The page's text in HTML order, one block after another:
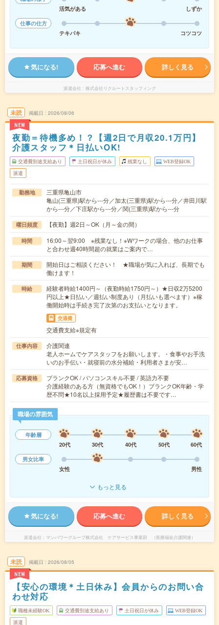
活気がある
しずか
仕事の仕方
テキパキ
コツコツ
気になる! 応募へ進む 詳しく見る
派遣会社 株式会社リクルートスタッフィング
未読
NEW
掲載日 2026/08/06
夜勤＝待機多め！？【週2日で月収20.1万円】
介護スタッフ＊日払いOK!
交通費別途支給あり 土日祝日が休み 残業なし WEB登録OK
派遣
勤務地
三重県亀山市
亀山(三重県)駅から---分／加太(三重県)駅から---分／井田川駅
から---分／下庄駅から---分／関(三重県)駅から---分
曜日頻度 【夜勤】週2日～OK（月～金の間）
時間
16:00～翌9:00 ※残業なし！※Wワークの場合、他のお仕事
と合わせ週40時間超の就業はご案内で…
期間
開始日はご相談ください！ ★職場が気に入れば、長期でも
働けます！
時給
経験者時給1400円～（夜勤時給1750円～）★日収2万5200
円以上★日払い／週払い制度あり（月払いも選べます）※稼
働開始時は手続き完了次第のお支払いとなります。
交通費
交通費支給※規定有
仕事内容
介護関連
老人ホームでケアスタッフをお願いします。・食事やお手洗
いのお手伝い・就寝前の水分補給・利用者さまが安…
応募資格
ブランクOK / パソコンスキル不要 / 英語力不要
介護経験のある方（無資格でもOK！）ブランクOK年齢・学
歴不問★10名以上採用予定★履歴書は不要です…
職場の雰囲気
年齢層
20代
30代 40代 50代
60代
男女比率
女性
男性
もっと見る
気になる! 応募へ進む 詳しく見る
派遣会社 マンパワーグループ株式会社 ケアサービス事業部 （医療福祉介護関連）
未読
NEW
掲載日 2026/08/05
【安心の環境＊土日休み】会員からのお問い合
わせ対応
職種未経験OK 交通費別途支給あり 土日祝日が休み WEB登録OK
派遣